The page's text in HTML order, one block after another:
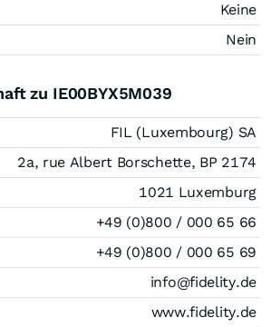
Keine
Nein
zu IE00BYX5M039
FIL (Luxembourg) SA
2a, rue Albert Borschette, BP 2174
1021 Luxemburg
+49 (0)800 / 000 65 66
+49 (0)800 / 000 65 69
info@fidelity.de
www.fidelity.de